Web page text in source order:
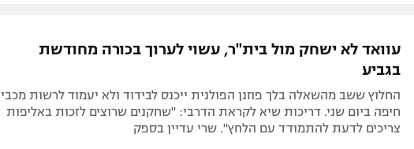
עוואד לא ישחק מול בית"ר, עשוי לערוך בכורה מחודשת
בגביע
החלוץ ששב מהשאלה בלך פוזנן הפולנית ייכנס לבידוד ולא יעמוד לרשות מכבי
חיפה ביום שני. דריכות שיא לקראת הדרבי: "שחקנים שרוצים לזכות באליפות
צריכים לדעת להתמודד עם הלחץ". שרי עדיין בספק